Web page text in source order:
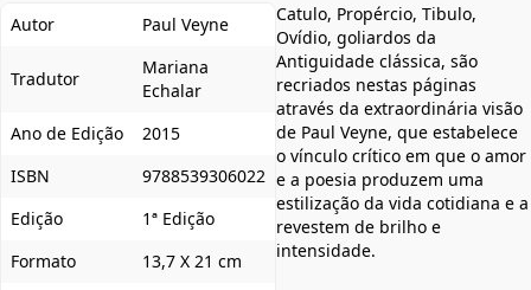
Autor Paul Veyne
Tradutor
Mariana
Echalar
Ano de Edição
2015
ISBN
9788539306022
Edição
1ª Edição
Formato
13,7 X 21 cm
Catulo, Propércio, Tibulo,
Ovídio, goliardos da
Antiguidade clássica, são
recriados nestas páginas
através da extraordinária visão
de Paul Veyne, que estabelece
o vínculo crítico em que o amor
e a poesia produzem uma
estilização da vida cotidiana e a
revestem de brilho e
intensidade.